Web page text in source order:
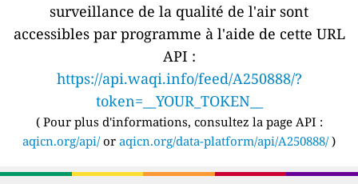
surveillance de la qualité de l'air sont
accessibles par programme à l'aide de cette URL
API :
https://api.waqi.info/feed/A250888/?
token=__YOUR_TOKEN__
( Pour plus d'informations, consultez la page API :
aqicn.org/api/or aqicn.org/data-platform/api/A250888/)